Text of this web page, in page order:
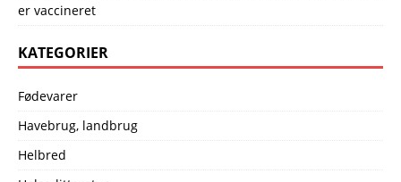
er vaccineret
KATEGORIER
Fødevarer
Havebrug, landbrug
Helbred